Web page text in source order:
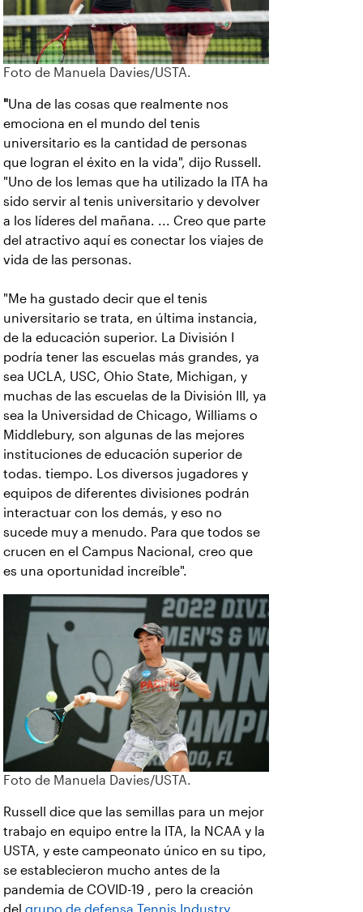
Foto de Manuela Davies/USTA.
"Una de las cosas que realmente nos
emociona en el mundo del tenis
universitario es la cantidad de personas
que logran el éxito en la vida", dijo Russell.
"Uno de los lemas que ha utilizado la ITA ha
sido servir al tenis universitario y devolver
a los líderes del mañana. ... Creo que parte
del atractivo aquí es conectar los viajes de
vida de las personas.
"Me ha gustado decir que el tenis
universitario se trata, en última instancia,
de la educación superior. La División I
podría tener las escuelas más grandes, ya
sea UCLA, USC, Ohio State, Michigan, y
muchas de las escuelas de la División III, ya
sea la Universidad de Chicago, Williams o
Middlebury, son algunas de las mejores
instituciones de educación superior de
todas. tiempo. Los diversos jugadores y
equipos de diferentes divisiones podrán
interactuar con los demás, y eso no
sucede muy a menudo. Para que todos se
crucen en el Campus Nacional, creo que
es una oportunidad increíble".
Foto de Manuela Davies/USTA.
Russell dice que las semillas para un mejor
trabajo en equipo entre la ITA, la NCAA y la
USTA, y este campeonato único en su tipo,
se establecieron mucho antes de la
pandemia de COVID-19 , pero la creación
del grupo de defensa Tennis Industry